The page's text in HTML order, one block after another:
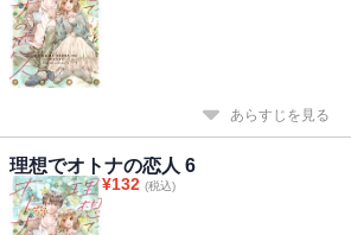
あらすじを見る
理想でオトナの恋人 6
¥132 (税込)